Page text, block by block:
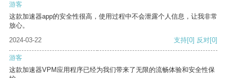
游客
这款加速器app的安全性很高，使用过程中不会泄露个人信息，让我非常
放心。
2024-03-22
支持[0] 反对[0]
游客
这款加速器VPM应用程序已经为我们带来了无限的流畅体验和安全性保